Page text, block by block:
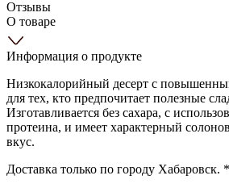
Отзывы
О товаре
Информация о продукте
Низкокалорийный десерт с
для тех, кто предпочитает полезные
Изготавливается без сахара, с
протеина, и имеет характерный
вкус.
Доставка только по городу Хабаровск. *